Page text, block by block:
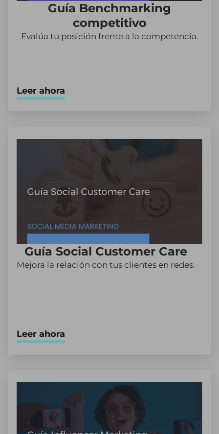
Guía Benchmarking
competitivo
Evalúa tu posición frente a la competencia.
Leer ahora
Guía Social Customer Care
Mejora la relación con tus clientes en redes.
Leer ahora